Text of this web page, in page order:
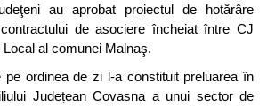
au aprobat proiectul de hotărâre
de asociere încheiat între CJ
al comunei Malnaş.
pe ordinea de zi l-a constituit preluarea în
Județean Covasna a unui sector de